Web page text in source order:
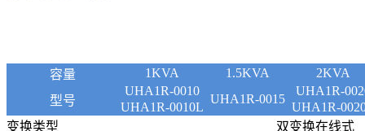
容量 1KVA 1.5KVA
2KVA
型号
UHA1R-0010
UHA1R-0015
UHA1R-
UHA1R-0010L
UHA1R-
变换类型
双变换在线式